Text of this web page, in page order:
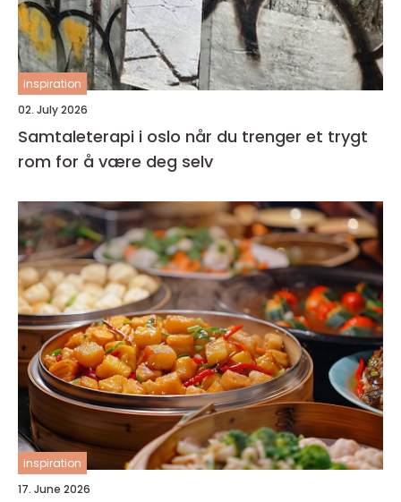
inspiration
02. July 2026
Samtaleterapi i oslo når du trenger et trygt
rom for å være deg selv
inspiration
17. June 2026